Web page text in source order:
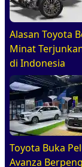
Alasan Toyota
Minat
di Indonesia
Toyota Buka
Avanza